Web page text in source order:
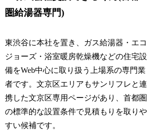
圏給湯器専門)
東渋谷に本社を置き、ガス給湯器・エコ
ジョーズ・浴室暖房乾燥機などの住宅設
備をWeb中心に取り扱う上場系の専門業
者です。文京区エリアもサンリフレと連
携した文京区専用ページがあり、首都圏
の標準的な設置条件で見積もりを取りや
すい候補です。